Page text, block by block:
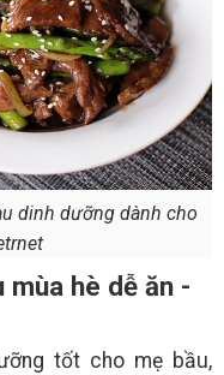
dinh dưỡng dành cho
mùa hè dễ ăn -
tốt cho mẹ bầu,